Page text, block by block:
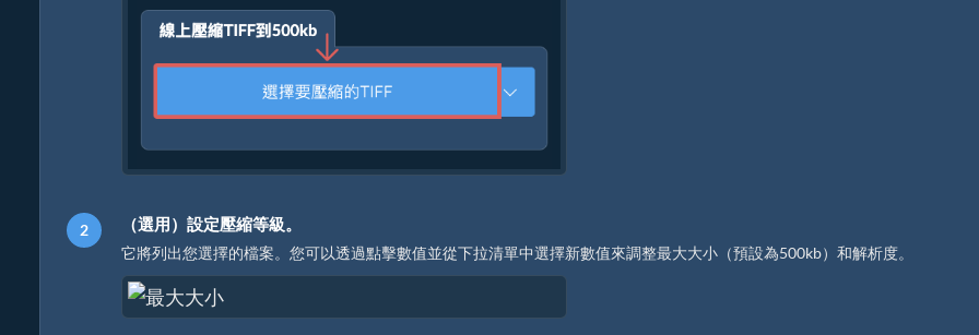
（選用）設定壓縮等級。
它將列出您選擇的檔案。您可以透過點擊數值並從下拉清單中選擇新數值來調整最大大小（預設為500kb）和解析度。